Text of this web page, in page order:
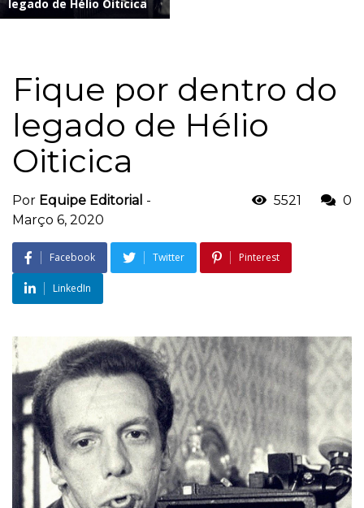
legado de Hélio Oiticica
Fique por dentro do
legado de Hélio
Oiticica
Por Equipe Editorial -
Março 6, 2020
5521 0
Facebook Twitter Pinterest
LinkedIn